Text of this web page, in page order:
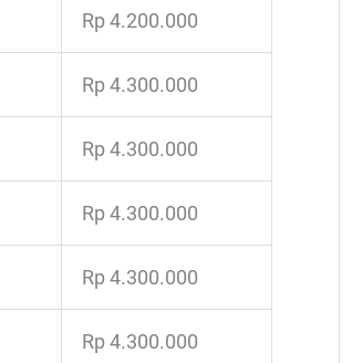
Rp 4.200.000
Rp 4.300.000
Rp 4.300.000
Rp 4.300.000
Rp 4.300.000
Rp 4.300.000